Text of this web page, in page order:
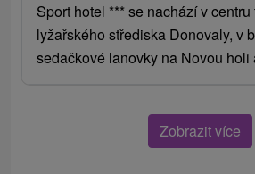
Sport hotel *** se nachází v
lyžařského střediska Donovaly, v
sedačkové lanovky na Novou holi
Zobrazit více